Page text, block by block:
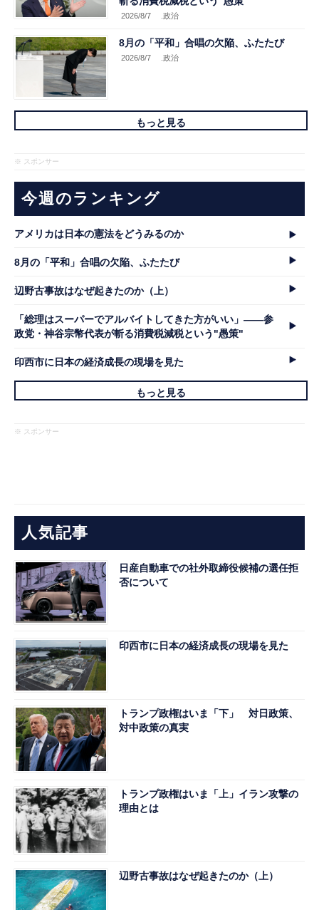
2026/8/7 .政治
8月の「平和」合唱の欠陥、ふたたび
2026/8/7 .政治
もっと見る
※ スポンサー
今週のランキング
アメリカは日本の憲法をどうみるのか
8月の「平和」合唱の欠陥、ふたたび
辺野古事故はなぜ起きたのか（上）
「総理はスーパーでアルバイトしてきた方がいい」――参
政党・神谷宗幣代表が斬る消費税減税という"愚策"
印西市に日本の経済成長の現場を見た
もっと見る
※ スポンサー
人気記事
日産自動車での社外取締役候補の選任拒
否について
印西市に日本の経済成長の現場を見た
トランプ政権はいま「下」 対日政策、
対中政策の真実
トランプ政権はいま「上」イラン攻撃の
理由とは
辺野古事故はなぜ起きたのか（上）